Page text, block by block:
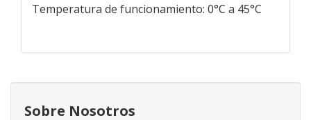
Temperatura de funcionamiento: 0°C a 45°C
Sobre Nosotros